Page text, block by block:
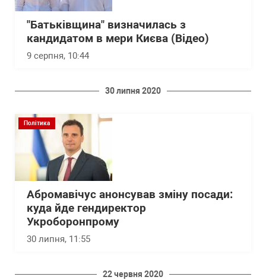
"Батьківщина" визначилась з
кандидатом в мери Києва (Відео)
9 серпня, 10:44
30 липня 2020
Політика
Абромавічус анонсував зміну посади:
куда йде гендиректор
Укроборонпрому
30 липня, 11:55
22 червня 2020